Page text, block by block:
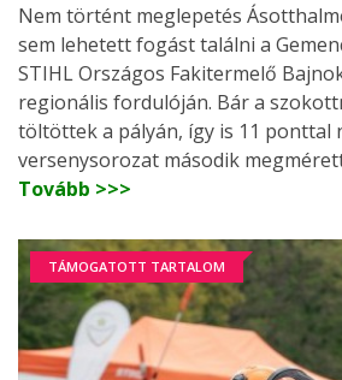
Nem történt meglepetés
sem lehetett fogást találni a
STIHL Országos Fakitermelő
regionális fordulóján. Bár a
töltöttek a pályán, így is 11 ponttal
versenysorozat második
Tovább >>>
TÁMOGATOTT TARTALOM